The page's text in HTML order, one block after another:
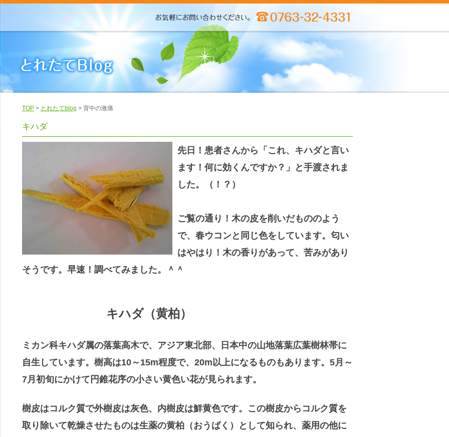
TOP > とれたてblog > 背中の激痛
キハダ
先日！患者さんから「これ、キハダと言い
ます！何に効くんですか？」と手渡されま
した。（！？）
ご覧の通り！木の皮を削いだもののよう
で、春ウコンと同じ色をしています。匂い
はやはり！木の香りがあって、苦みがあり
そうです。早速！調べてみました。＾＾
キハダ（黄柏）
ミカン科キハダ属の落葉高木で、アジア東北部、日本中の山地落葉広葉樹林帯に
自生しています。樹高は10～15m程度で、20m以上になるものもあります。5月～
7月初旬にかけて円錐花序の小さい黄色い花が見られます。
樹皮はコルク質で外樹皮は灰色、内樹皮は鮮黄色です。この樹皮からコルク質を
取り除いて乾燥させたものは生薬の黄柏（おうばく）として知られ、薬用の他に